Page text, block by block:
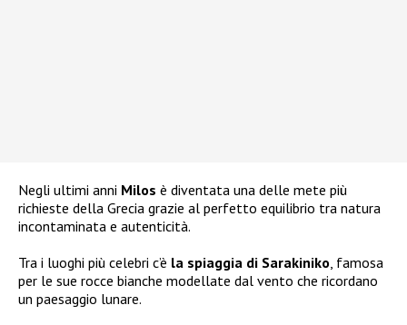
Negli ultimi anni Milos è diventata una delle mete più
richieste della Grecia grazie al perfetto equilibrio tra natura
incontaminata e autenticità.
Tra i luoghi più celebri c’è la spiaggia di Sarakiniko, famosa
per le sue rocce bianche modellate dal vento che ricordano
un paesaggio lunare.